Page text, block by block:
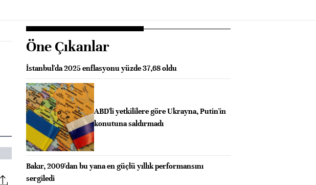
Öne Çıkanlar
İstanbul'da 2025 enflasyonu yüzde 37,68 oldu
ABD'li yetkililere göre Ukrayna, Putin'in
konutuna saldırmadı
Bakır, 2009'dan bu yana en güçlü yıllık performansını
sergiledi